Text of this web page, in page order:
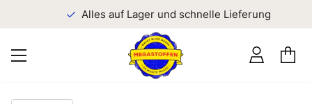
Alles auf Lager und schnelle Lieferung